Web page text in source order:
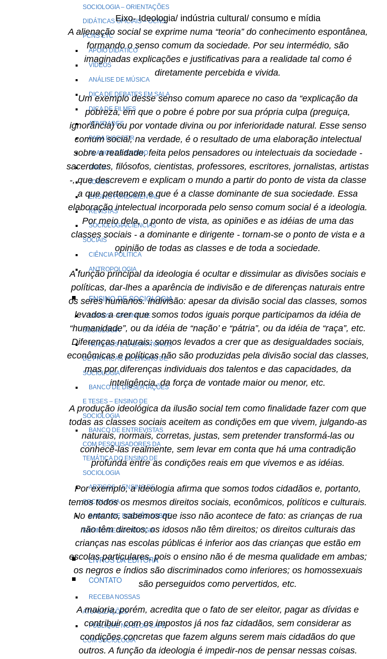
SOCIOLOGIA – ORIENTAÇÕES
DIDÁTICAS OFICIAIS – OCNS,
PCNS ETC
APOIO DIDÁTICO
VÍDEOS
ANÁLISE DE MÚSICA
DICA DE DEBATES EM SALA
DICA DE FILMES
ATIVIDADES
PARA DISCUTIR
PLANOS DE ENSINO
ENEM
JOGOS
ENSINO FUNDAMENTAL
REVISTAS
SOCIOLOGIA/CIÊNCIAS
SOCIAIS
CIÊNCIA POLÍTICA
ANTROPOLOGIA
ENSINO DE SOCIOLOGIA
LIVROS – ENSINO DE
SOCIOLOGIA
NÚCLEOS E LABORATÓRIOS
DE PRÁTICAS DE ENSINO DE
SOCIOLOGIA
BANCO DE DISSERTAÇÕES
E TESES – ENSINO DE
SOCIOLOGIA
BANCO DE ENTREVISTAS
COM PESQUISADORES DA
TEMÁTICA DO ENSINO DE
SOCIOLOGIA
ARTIGOS – ENSINO DE
SOCIOLOGIA
BANCO DE DOSSIÊS SOBRE
ENSINO DE SOCIOLOGIA
LIVROS DA EDITORA
CONTATO
RECEBA NOSSAS
ATUALIZAÇÕES
PUBLIQUE NO BLOG CAFÉ
COM SOCIOLOGIA
Eixo- Ideologia/ indústria cultural/ consumo e mídia
A alienação social se exprime numa “teoria” do conhecimento espontânea,
formando o senso comum da sociedade. Por seu intermédio, são
imaginadas explicações e justificativas para a realidade tal como é
diretamente percebida e vivida.
Um exemplo desse senso comum aparece no caso da “explicação da
pobreza, em que o pobre é pobre por sua própria culpa (preguiça,
ignorância) ou por vontade divina ou por inferioridade natural. Esse senso
comum social, na verdade, é o resultado de uma elaboração intelectual
sobre a realidade, feita pelos pensadores ou intelectuais da sociedade -
sacerdotes, filósofos, cientistas, professores, escritores, jornalistas, artistas
-, que descrevem e explicam o mundo a partir do ponto de vista da classe
a que pertencem e que é a classe dominante de sua sociedade. Essa
elaboração intelectual incorporada pelo senso comum social é a ideologia.
Por meio dela, o ponto de vista, as opiniões e as idéias de uma das
classes sociais - a dominante e dirigente - tornam-se o ponto de vista e a
opinião de todas as classes e de toda a sociedade.
A função principal da ideologia é ocultar e dissimular as divisões sociais e
políticas, dar-lhes a aparência de indivisão e de diferenças naturais entre
os seres humanos. Indivisão: apesar da divisão social das classes, somos
levados a crer que somos todos iguais porque participamos da idéia de
“humanidade”, ou da idéia de “nação’ e “pátria”, ou da idéia de “raça”, etc.
Diferenças naturais: somos levados a crer que as desigualdades sociais,
econômicas e políticas não são produzidas pela divisão social das classes,
mas por diferenças individuais dos talentos e das capacidades, da
inteligência, da força de vontade maior ou menor, etc.
A produção ideológica da ilusão social tem como finalidade fazer com que
todas as classes sociais aceitem as condições em que vivem, julgando-as
naturais, normais, corretas, justas, sem pretender transformá-las ou
conhecê-las realmente, sem levar em conta que há uma contradição
profunda entre as condições reais em que vivemos e as idéias.
Por exemplo, a ideologia afirma que somos todos cidadãos e, portanto,
temos todos os mesmos direitos sociais, econômicos, políticos e culturais.
No entanto, sabemos que isso não acontece de fato: as crianças de rua
não têm direitos; os idosos não têm direitos; os direitos culturais das
crianças nas escolas públicas é inferior aos das crianças que estão em
escolas particulares, pois o ensino não é de mesma qualidade em ambas;
os negros e índios são discriminados como inferiores; os homossexuais
são perseguidos como pervertidos, etc.
A maioria, porém, acredita que o fato de ser eleitor, pagar as dívidas e
contribuir com os impostos já nos faz cidadãos, sem considerar as
condições concretas que fazem alguns serem mais cidadãos do que
outros. A função da ideologia é impedir-nos de pensar nessas coisas.